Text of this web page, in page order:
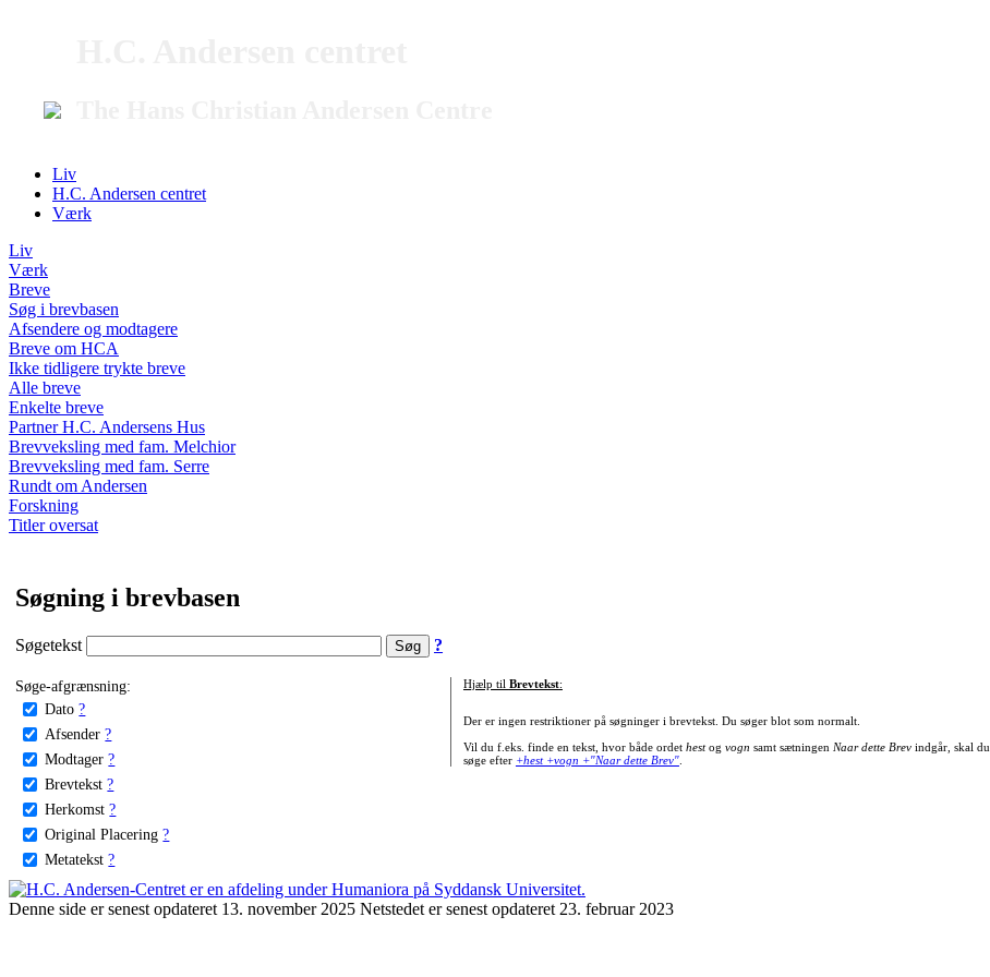
Liv
H.C. Andersen centret
Værk
Liv
Værk
Breve
Søg i brevbasen
Afsendere og modtagere
Breve om HCA
Ikke tidligere trykte breve
Alle breve
Enkelte breve
Partner H.C. Andersens Hus
Brevveksling med fam. Melchior
Brevveksling med fam. Serre
Rundt om Andersen
Forskning
Titler oversat
Søgning i brevbasen
Søgetekst ?
Søge-afgrænsning:
Dato ?
Afsender ?
Modtager ?
Brevtekst ?
Herkomst ?
Original Placering ?
Metatekst ?
Hjælp til Brevtekst:
Der er ingen restriktioner på søgninger i brevtekst. Du søger blot som normalt.
Vil du f.eks. finde en tekst, hvor både ordet hestog vogn samt sætningen Naar dette Brevindgår, skal du
søge efter +hest +vogn +"Naar dette Brev".
Denne side er senest opdateret 13. november 2025 Netstedet er senest opdateret 23. februar 2023